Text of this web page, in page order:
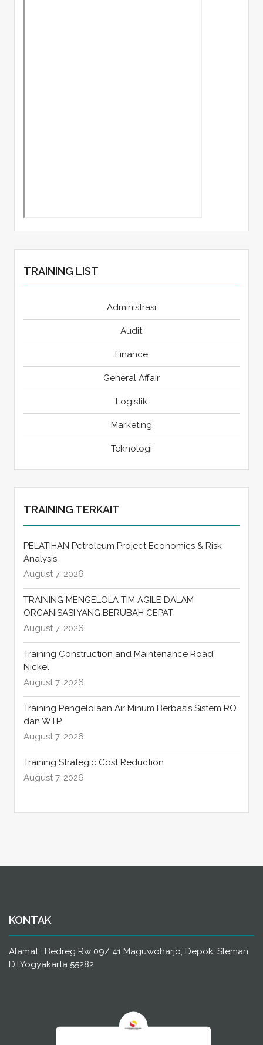
TRAINING LIST
Administrasi
Audit
Finance
General Affair
Logistik
Marketing
Teknologi
TRAINING TERKAIT
PELATIHAN Petroleum Project Economics & Risk
Analysis
August 7, 2026
TRAINING MENGELOLA TIM AGILE DALAM
ORGANISASI YANG BERUBAH CEPAT
August 7, 2026
Training Construction and Maintenance Road
Nickel
August 7, 2026
Training Pengelolaan Air Minum Berbasis Sistem RO
dan WTP
August 7, 2026
Training Strategic Cost Reduction
August 7, 2026
KONTAK
Alamat : Bedreg Rw 09/ 41 Maguwoharjo, Depok, Sleman
D.I.Yogyakarta 55282